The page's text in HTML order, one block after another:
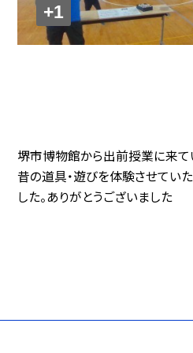
+1
堺市博物館から出前授業に来て
昔の道具・遊びを体験させてい
した。ありがとうございました